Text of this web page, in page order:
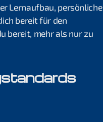
Lernaufbau, persönliche
bereit für den
bereit, mehr als nur zu